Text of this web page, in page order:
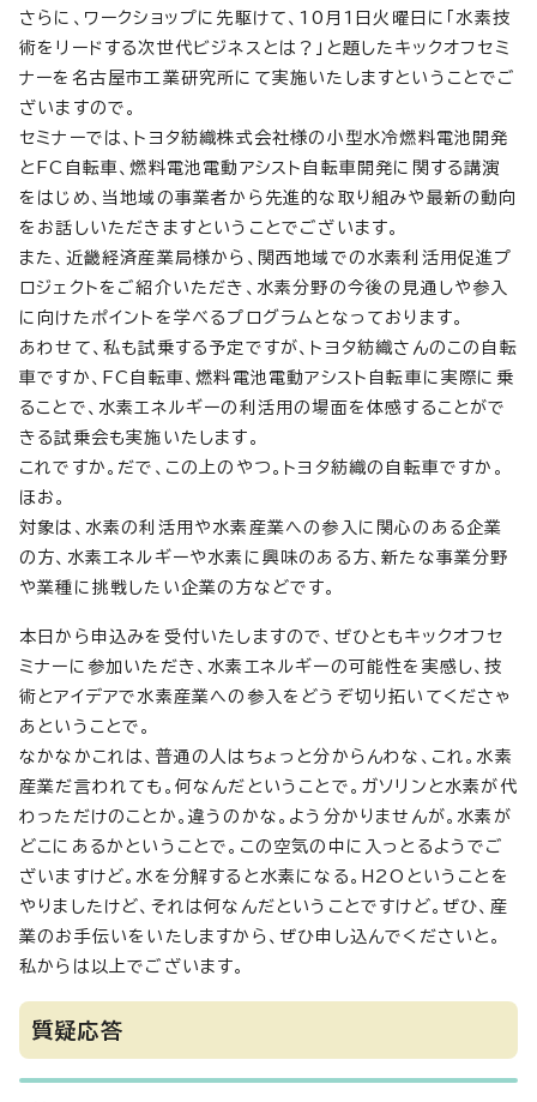
さらに、ワークショップに先駆けて、10月1日火曜日に「水素技
術をリードする次世代ビジネスとは？」と題したキックオフセミ
ナーを名古屋市工業研究所にて実施いたしますということでご
ざいますので。
セミナーでは、トヨタ紡織株式会社様の小型水冷燃料電池開発
とFC自転車、燃料電池電動アシスト自転車開発に関する講演
をはじめ、当地域の事業者から先進的な取り組みや最新の動向
をお話しいただきますということでございます。
また、近畿経済産業局様から、関西地域での水素利活用促進プ
ロジェクトをご紹介いただき、水素分野の今後の見通しや参入
に向けたポイントを学べるプログラムとなっております。
あわせて、私も試乗する予定ですが、トヨタ紡織さんのこの自転
車ですか、FC自転車、燃料電池電動アシスト自転車に実際に乗
ることで、水素エネルギーの利活用の場面を体感することがで
きる試乗会も実施いたします。
これですか。だで、この上のやつ。トヨタ紡織の自転車ですか。
ほお。
対象は、水素の利活用や水素産業への参入に関心のある企業
の方、水素エネルギーや水素に興味のある方、新たな事業分野
や業種に挑戦したい企業の方などです。
本日から申込みを受付いたしますので、ぜひともキックオフセ
ミナーに参加いただき、水素エネルギーの可能性を実感し、技
術とアイデアで水素産業への参入をどうぞ切り拓いてくださゃ
あということで。
なかなかこれは、普通の人はちょっと分からんわな、これ。水素
産業だ言われても。何なんだということで。ガソリンと水素が代
わっただけのことか。違うのかな。よう分かりませんが。水素が
どこにあるかということで。この空気の中に入っとるようでご
ざいますけど。水を分解すると水素になる。H2Oということを
やりましたけど、それは何なんだということですけど。ぜひ、産
業のお手伝いをいたしますから、ぜひ申し込んでくださいと。
私からは以上でございます。
質疑応答